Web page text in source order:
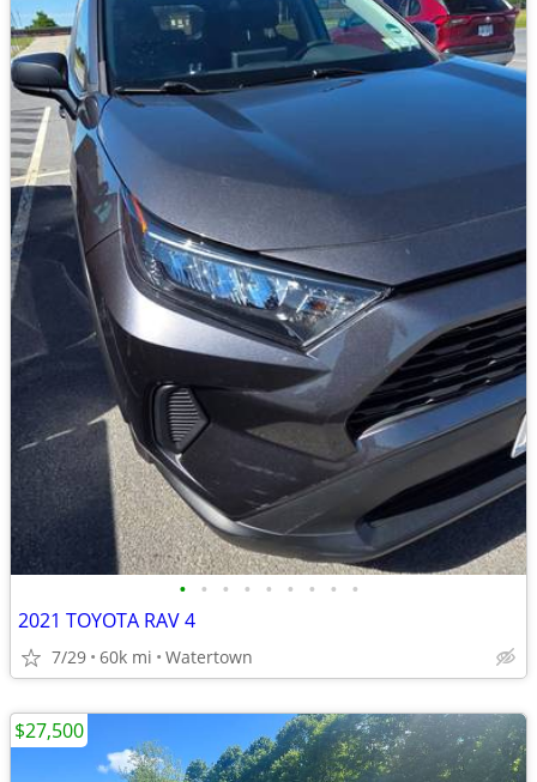
• • • • • • • • •
2021 TOYOTA RAV 4
7/29 60k mi Watertown
$27,500